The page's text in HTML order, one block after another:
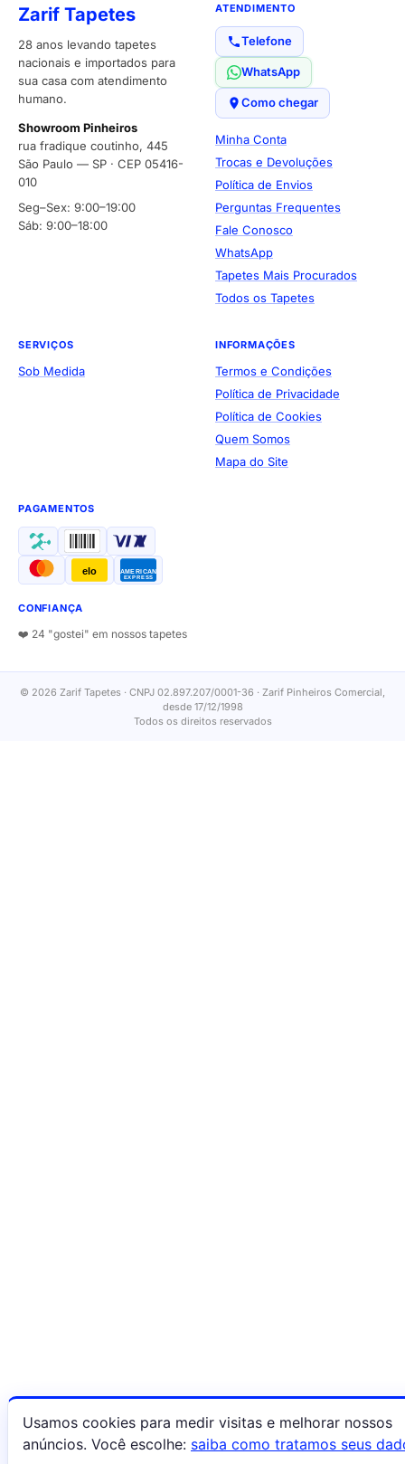
Zarif Tapetes
28 anos levando tapetes
nacionais e importados para
sua casa com atendimento
humano.
Showroom Pinheiros
rua fradique coutinho, 445
São Paulo — SP · CEP 05416-
010
Seg–Sex: 9:00–19:00
Sáb: 9:00–18:00
ATENDIMENTO
Telefone
WhatsApp
Como chegar
Minha Conta
Trocas e Devoluções
Política de Envios
Perguntas Frequentes
Fale Conosco
WhatsApp
Tapetes Mais Procurados
Todos os Tapetes
SERVIÇOS
Sob Medida
INFORMAÇÕES
Termos e Condições
Política de Privacidade
Política de Cookies
Quem Somos
Mapa do Site
PAGAMENTOS
elo AMERICAN
EXPRESS
CONFIANÇA
❤️ 24 "gostei" em nossos tapetes
© 2026 Zarif Tapetes · CNPJ 02.897.207/0001-36 · Zarif Pinheiros Comercial,
desde 17/12/1998
Todos os direitos reservados
Usamos cookies para medir visitas e melhorar nossos
anúncios. Você escolhe: saiba como tratamos seus